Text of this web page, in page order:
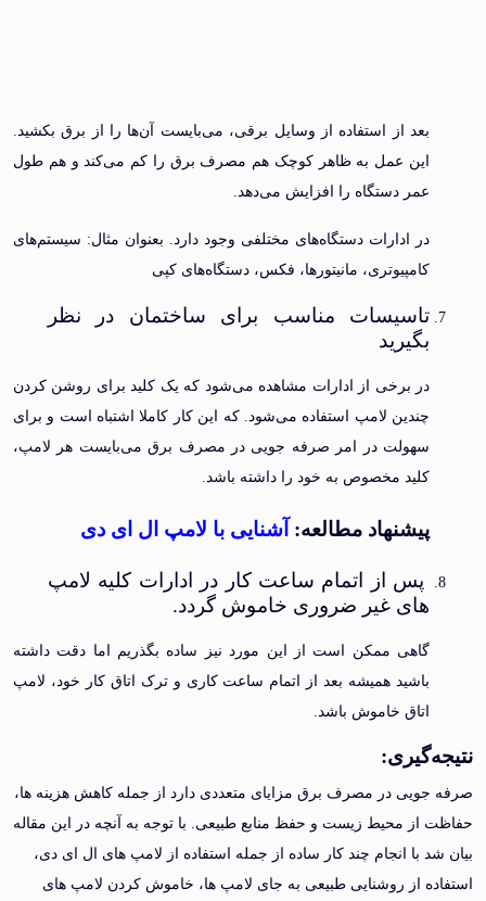
بعد از استفاده از وسایل برقی، می‌بایست آن‌ها را از برق بکشید.
این عمل به ظاهر کوچک هم مصرف برق را کم می‌کند و هم طول
عمر دستگاه را افزایش می‌دهد.
در ادارات دستگاه‌های مختلفی وجود دارد. بعنوان مثال: سیستم‌های
کامپیوتری، مانیتورها، فکس، دستگاه‌های کپی
تاسیسات مناسب برای ساختمان در نظر
در برخی از ادارات مشاهده می‌شود که یک کلید برای روشن کردن
چندین لامپ استفاده می‌شود. که این کار کاملا اشتباه است و برای
سهولت در امر صرفه جویی در مصرف برق می‌بایست هر لامپ،
کلید مخصوص به خود را داشته باشد.
پیشنهاد مطالعه:آشنایی با لامپ ال ای دی
پس از اتمام ساعت کار در ادارات کلیه لامپ
های غیر ضروری خاموش گردد.
گاهی ممکن است از این مورد نیز ساده بگذریم اما دقت داشته
باشید همیشه بعد از اتمام ساعت کاری و ترک اتاق کار خود، لامپ
اتاق خاموش باشد.
:
در مصرف برق مزایای متعددی دارد از جمله کاهش هزینه ها،
از محیط زیست و حفظ منابع طبیعی. با توجه به آنچه در این مقاله
با انجام چند کار ساده از جمله استفاده از لامپ های ال ای دی،
از روشنایی طبیعی به جای لامپ ها، خاموش کردن لامپ های